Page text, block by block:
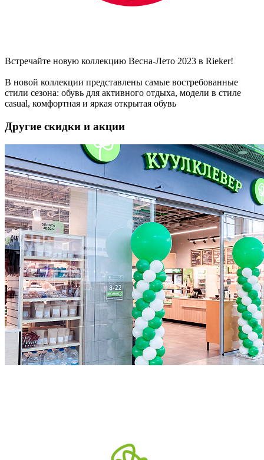
Встречайте новую коллекцию Весна-Лето 2023 в Rieker!
В новой коллекции представлены самые востребованные
стили сезона: обувь для активного отдыха, модели в стиле
casual, комфортная и яркая открытая обувь
Другие скидки и акции